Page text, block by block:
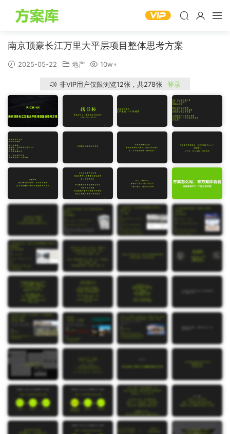
南京顶豪长江万里大平层项目整体思考方案
2025-05-22 地产 10w+
非VIP用户仅限浏览12张，共278张 登录